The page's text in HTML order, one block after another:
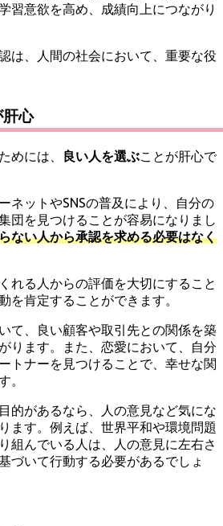
習意欲を高め、成績向上につながり
は、人間の社会において、重要な役
肝心
めには、 良い人を選ぶことが肝心で
ネットやSNSの普及により、自分の
団を見つけることが容易になりまし
ない人から承認を求める必要はなく
れる人からの評価を大切にすること
を肯定することができます。
て、良い顧客や取引先との関係を築
ります。また、恋愛において、自分
トナーを見つけることで、幸せな関
。
的があるなら、人の意見など気にな
ます。例えば、世界平和や環境問題
組んでいる人は、人の意見に左右さ
づいて行動する必要があるでしょ